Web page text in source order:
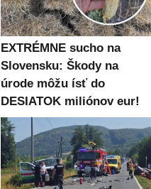
EXTRÉMNE sucho na
Slovensku: Škody na
úrode môžu ísť do
DESIATOK miliónov eur!